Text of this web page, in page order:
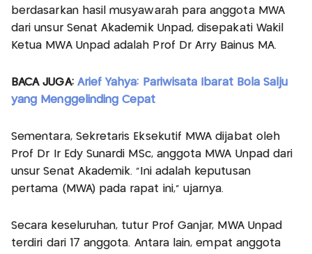
berdasarkan hasil musyawarah para anggota MWA
dari unsur Senat Akademik Unpad, disepakati Wakil
Ketua MWA Unpad adalah Prof Dr Arry Bainus MA.
BACA JUGA: Arief Yahya: Pariwisata Ibarat Bola Salju
yang Menggelinding Cepat
Sementara, Sekretaris Eksekutif MWA dijabat oleh
Prof Dr Ir Edy Sunardi MSc, anggota MWA Unpad dari
unsur Senat Akademik. “Ini adalah keputusan
pertama (MWA) pada rapat ini,” ujarnya.
Secara keseluruhan, tutur Prof Ganjar, MWA Unpad
terdiri dari 17 anggota. Antara lain, empat anggota